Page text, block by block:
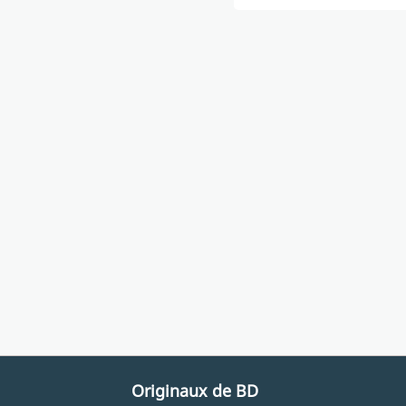
Originaux de BD